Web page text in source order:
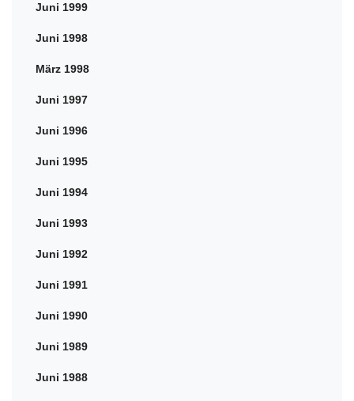
Juni 1999
Juni 1998
März 1998
Juni 1997
Juni 1996
Juni 1995
Juni 1994
Juni 1993
Juni 1992
Juni 1991
Juni 1990
Juni 1989
Juni 1988